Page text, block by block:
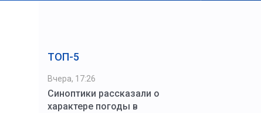
ТОП-5
Вчера, 17:26
Синоптики рассказали о
характере погоды в